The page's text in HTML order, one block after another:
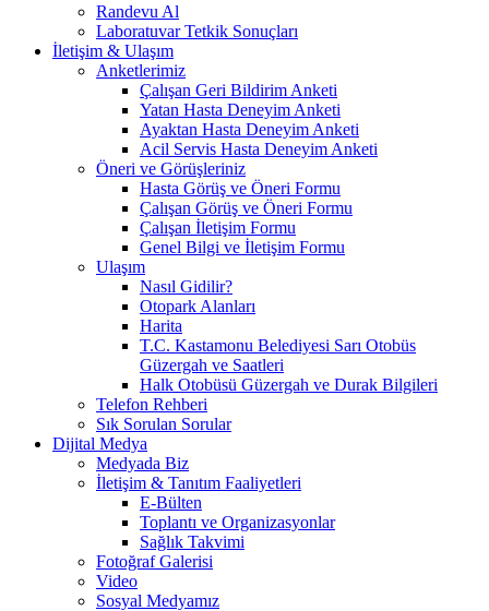
Randevu Al
Laboratuvar Tetkik Sonuçları
İletişim & Ulaşım
Anketlerimiz
Çalışan Geri Bildirim Anketi
Yatan Hasta Deneyim Anketi
Ayaktan Hasta Deneyim Anketi
Acil Servis Hasta Deneyim Anketi
Öneri ve Görüşleriniz
Hasta Görüş ve Öneri Formu
Çalışan Görüş ve Öneri Formu
Çalışan İletişim Formu
Genel Bilgi ve İletişim Formu
Ulaşım
Nasıl Gidilir?
Otopark Alanları
Harita
T.C. Kastamonu Belediyesi Sarı Otobüs
Güzergah ve Saatleri
Halk Otobüsü Güzergah ve Durak Bilgileri
Telefon Rehberi
Sık Sorulan Sorular
Dijital Medya
Medyada Biz
İletişim & Tanıtım Faaliyetleri
E-Bülten
Toplantı ve Organizasyonlar
Sağlık Takvimi
Fotoğraf Galerisi
Video
Sosyal Medyamız